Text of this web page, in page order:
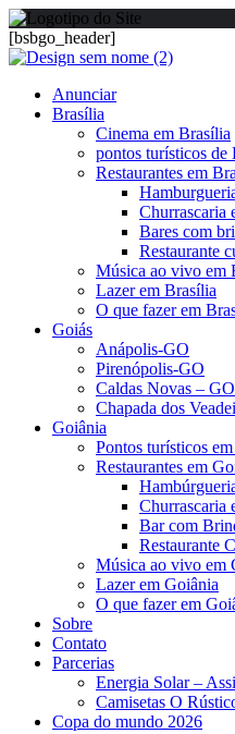
[bsbgo_header]
Anunciar
Brasília
Cinema em Brasília
pontos turísticos de
Restaurantes em
Churrascaria
Bares com
Restaurante
Música ao vivo em
Lazer em Brasília
O que fazer em
Goiás
Anápolis-GO
Pirenópolis-GO
Caldas Novas – GO
Chapada dos
Goiânia
Pontos turísticos
Restaurantes em
Churrascaria
Bar com
Restaurante
Música ao vivo em
Lazer em Goiânia
O que fazer em
Sobre
Contato
Parcerias
Energia Solar –
Camisetas O
Copa do mundo 2026